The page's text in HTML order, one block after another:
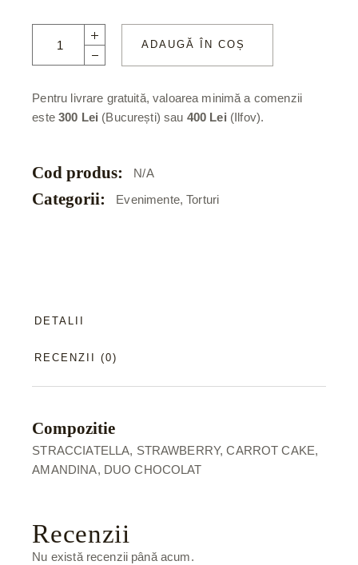
Elsa si Olaf quantity
ADAUGĂ ÎN COȘ
Pentru livrare gratuită, valoarea minimă a comenzii
este300 Lei (București) sau 400 Lei (Ilfov).
Cod produs: N/A
Categorii: Evenimente,Torturi
DETALII
RECENZII (0)
Compozitie
STRACCIATELLA, STRAWBERRY, CARROT CAKE,
AMANDINA, DUO CHOCOLAT
Recenzii
Nu există recenzii până acum.